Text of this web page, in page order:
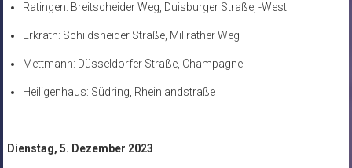
Ratingen: Breitscheider Weg, Duisburger Straße, -West
Erkrath: Schildsheider Straße, Millrather Weg
Mettmann: Düsseldorfer Straße, Champagne
Heiligenhaus: Südring, Rheinlandstraße
Dienstag, 5. Dezember 2023